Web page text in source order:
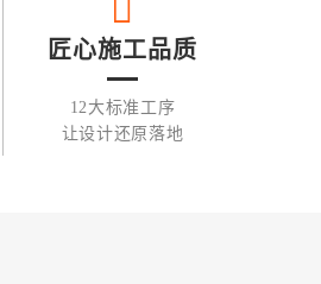
匠心施工品质
12大标准工序
让设计还原落地